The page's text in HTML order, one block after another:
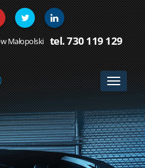
Małopolski tel. 730 119 129
Toggle